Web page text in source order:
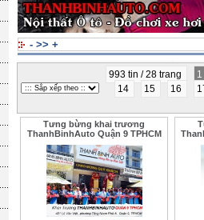
- >> +
993 tin / 28 trang
1
14
15 16
Tưng bừng khai trương
ThanhBinhAuto Quận 9 TPHCM